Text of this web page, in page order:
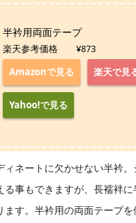
半衿用両面テープ
楽天参考価格 ¥873
Amazonで見る 楽天で見
Yahoo!で見る
ィネートに欠かせない半衿
る事もできますが、長襦袢
ます。半衿用の両面テープ